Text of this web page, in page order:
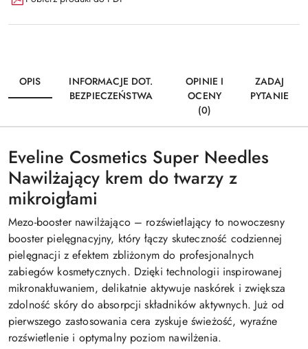
OPIS
INFORMACJE DOT.
BEZPIECZEŃSTWA
OPINIE I
OCENY
(0)
ZADAJ
PYTANIE
Eveline Cosmetics Super Needles
Nawilżający krem do twarzy z
mikroigłami
Mezo-booster nawilżająco – rozświetlający to nowoczesny
booster pielęgnacyjny, który łączy skuteczność codziennej
pielęgnacji z efektem zbliżonym do profesjonalnych
zabiegów kosmetycznych. Dzięki technologii inspirowanej
mikronakłuwaniem, delikatnie aktywuje naskórek i zwiększa
zdolność skóry do absorpcji składników aktywnych. Już od
pierwszego zastosowania cera zyskuje świeżość, wyraźne
rozświetlenie i optymalny poziom nawilżenia.